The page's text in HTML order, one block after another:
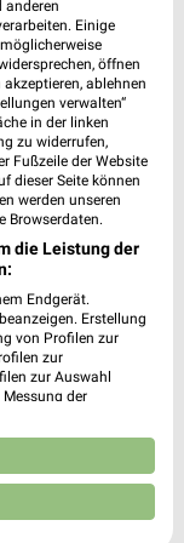
in Berlin
in Königs
anderen
Einige
öffnen
akzeptieren, ablehnen
verwalten“
in der linken
zu widerrufen,
Fußzeile der Website
dieser Seite können
werden unseren
Browserdaten.
die Leistung der
Endgerät.
Erstellung
von Profilen zur
zur
zur Auswahl
der
Entwicklung und
zur Auswahl
und in die